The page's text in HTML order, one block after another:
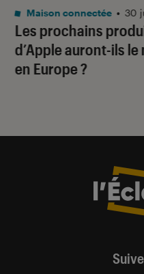
Les prochains
d’Apple auront-ils
en Europe ?
Maison connectée • 30